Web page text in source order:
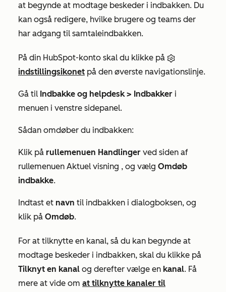
at begynde at modtage beskeder i indbakken. Du
kan også redigere, hvilke brugere og teams der
har adgang til samtaleindbakken.
På din HubSpot-konto skal du klikke på
indstillingsikonet på den øverste navigationslinje.
Gå til Indbakke og helpdesk > Indbakker i
menuen i venstre sidepanel.
Sådan omdøber du indbakken:
Klik på rullemenuen Handlinger ved siden af
rullemenuen Aktuel visning , og vælg Omdøb
indbakke.
Indtast et navn til indbakken i dialogboksen, og
klik på Omdøb.
For at tilknytte en kanal, så du kan begynde at
modtage beskeder i indbakken, skal du klikke på
Tilknyt en kanal og derefter vælge en kanal. Få
mere at vide om at tilknytte kanaler til